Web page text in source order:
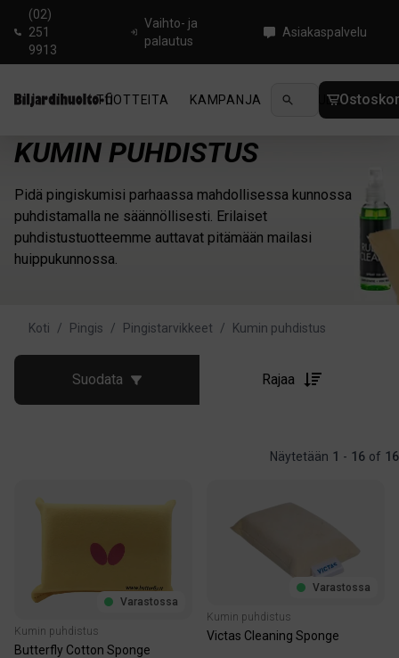
(02)
251
9913
Vaihto- ja
palautus
Asiakaspalvelu
TUOTTEITA KAMPANJA UUTUUDET
KUMIN PUHDISTUS
Pidä pingiskumisi parhaassa mahdollisessa kunnossa
puhdistamalla ne säännöllisesti. Erilaiset
puhdistustuotteemme auttavat pitämään mailasi
huippukunnossa.
Koti / Pingis / Pingistarvikkeet / Kumin puhdistus
Suodata Rajaa
Näytetään 1 - 16 of 16
Varastossa
Kumin puhdistus
Butterfly Cotton Sponge
Varastossa
Kumin puhdistus
Victas Cleaning Sponge